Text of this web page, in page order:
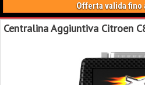
Offerta valida fino
Centralina Aggiuntiva Citroen